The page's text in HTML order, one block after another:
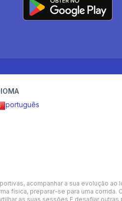
português
acompanhar a sua evolução
física, preparar-se para uma
as suas sessões E desafiar